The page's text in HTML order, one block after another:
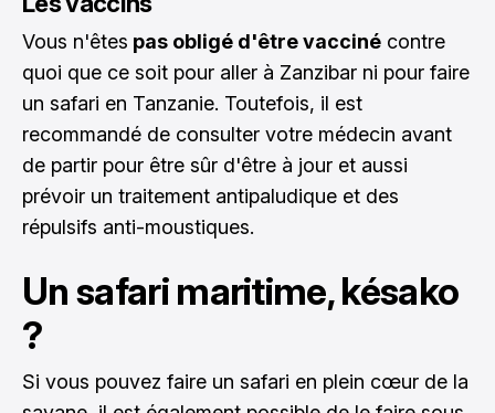
Vous n'êtes pas obligé d'être vacciné contre
quoi que ce soit pour aller à Zanzibar ni pour faire
un safari en Tanzanie. Toutefois, il est
recommandé de consulter votre médecin avant
de partir pour être sûr d'être à jour et aussi
prévoir un traitement antipaludique et des
répulsifs anti-moustiques.
Un safari maritime, késako
?
Si vous pouvez faire un safari en plein cœur de la